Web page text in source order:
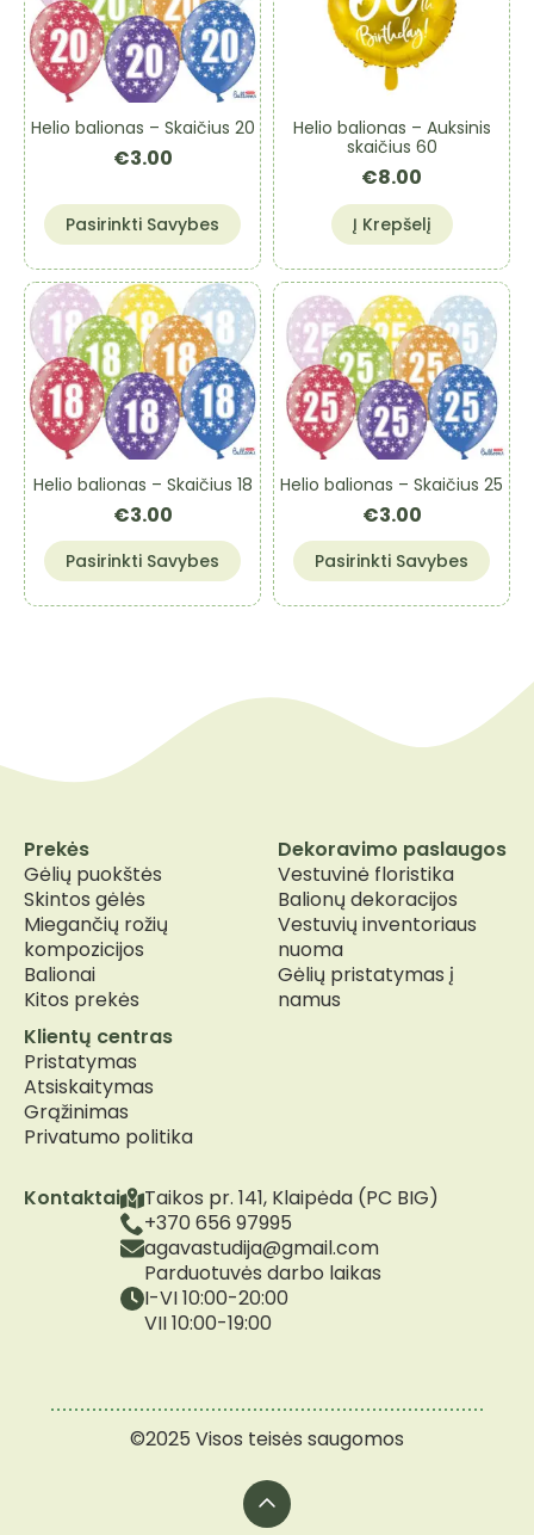
Helio balionas – Skaičius 20
€3.00
Pasirinkti Savybes
This
product
has
multiple
variants.
The
options
may
be
chosen
on
the
product
page
Helio balionas – Auksinis
skaičius 60
€8.00
Į Krepšelį
Helio balionas – Skaičius 18
€3.00
Pasirinkti Savybes
This
product
has
chosen
product
page
Helio balionas – Skaičius 25
€3.00
Pasirinkti Savybes
This
product
has
options
product
page
Kontaktai
Taikos pr. 141, Klaipėda (PC BIG)
+370 656 97995
agavastudija@gmail.com
Parduotuvės darbo laikas
I-VI 10:00-20:00
VII 10:00-19:00
Prekės
Gėlių puokštės
Skintos gėlės
Miegančių rožių
kompozicijos
Balionai
Kitos prekės
Dekoravimo paslaugos
Vestuvinė floristika
Balionų dekoracijos
Vestuvių inventoriaus
nuoma
Gėlių pristatymas į
namus
Klientų centras
Pristatymas
Atsiskaitymas
Grąžinimas
Privatumo politika
©2025 Visos teisės saugomos